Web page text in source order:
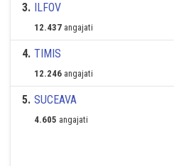
3. ILFOV
12.437 angajati
4. TIMIS
12.246 angajati
5. SUCEAVA
4.605 angajati